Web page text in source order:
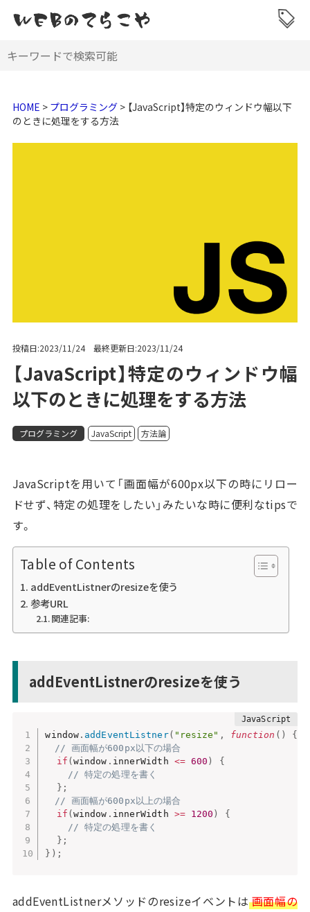
HOME > プログラミング> 【JavaScript】特定のウィンドウ幅以下
のときに処理をする方法
投稿日:2023/11/24 最終更新日:2023/11/24
【JavaScript】特定のウィンドウ幅
以下のときに処理をする方法
プログラミング JavaScript 方法論
JavaScriptを用いて「画面幅が600px以下の時にリロー
ドせず、特定の処理をしたい」みたいな時に便利なtipsで
す。
Table of Contents
addEventListnerのresizeを使う
参考URL
関連記事:
addEventListnerのresizeを使う
window . addEventListner( "resize" , function ( )
{
// 画面幅が600px以下の場合
if (window . innerWidth <= 600 )
{
// 特定の処理を書く
} ;
// 画面幅が600px以上の場合
if (window . innerWidth >= 1200 )
{
// 特定の処理を書く
} ;
} ) ;
addEventListnerメソッドのresizeイベントは 画面幅の